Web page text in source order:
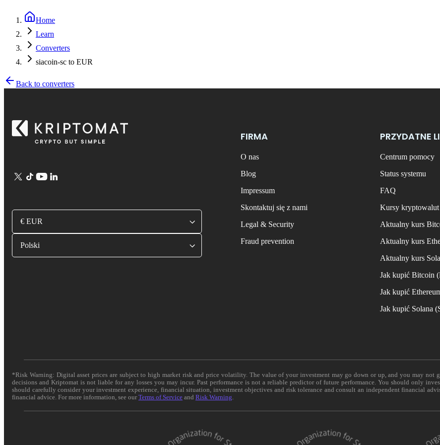
Home
Learn
Converters
siacoin-sc to EUR
Back to converters
€ EUR
Polski
FIRMA
O nas
Blog
Impressum
Skontaktuj się z nami
Legal & Security
Fraud prevention
PRZYDATNE
Centrum pomocy
Status systemu
FAQ
Kursy
Aktualny kurs
Aktualny kurs
Aktualny kurs
Jak kupić Bitcoin
Jak kupić
Jak kupić Solana
*Risk Warning: Digital asset prices are subject to high market risk and price volatility. The value of your investment may go down or up, and you may not
decisions and Kriptomat is not liable for any losses you may incur. Past performance is not a reliable predictor of future performance. You should only
should carefully consider your investment experience, financial situation, investment objectives and risk tolerance and consult an independent financial
financial advice. For more information, see ourTerms of Service and Risk Warning